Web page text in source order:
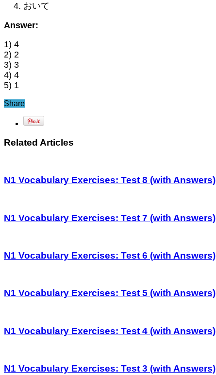
おいて
Answer:
1) 4
2) 2
3) 3
4) 4
5) 1
Share
Related Articles
N1 Vocabulary Exercises: Test 8 (with Answers)
N1 Vocabulary Exercises: Test 7 (with Answers)
N1 Vocabulary Exercises: Test 6 (with Answers)
N1 Vocabulary Exercises: Test 5 (with Answers)
N1 Vocabulary Exercises: Test 4 (with Answers)
N1 Vocabulary Exercises: Test 3 (with Answers)